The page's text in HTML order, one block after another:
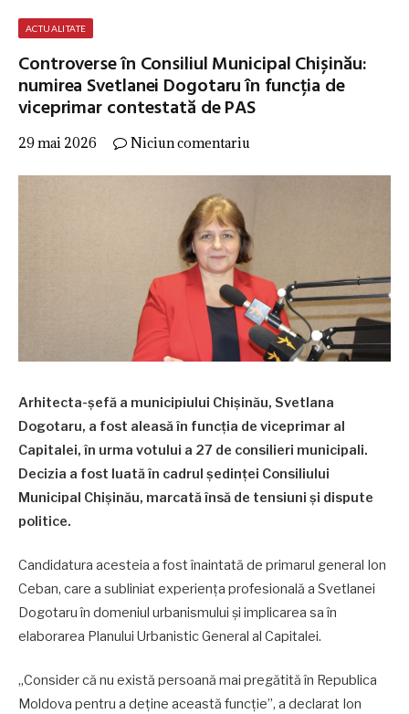
ACTUALITATE
Controverse în Consiliul Municipal Chișinău:
numirea Svetlanei Dogotaru în funcția de
viceprimar contestată de PAS
29 mai 2026 Niciun comentariu
Arhitecta-șefă a municipiului Chișinău, Svetlana
Dogotaru, a fost aleasă în funcția de viceprimar al
Capitalei, în urma votului a 27 de consilieri municipali.
Decizia a fost luată în cadrul ședinței Consiliului
Municipal Chișinău, marcată însă de tensiuni și dispute
politice.
Candidatura acesteia a fost înaintată de primarul general Ion
Ceban, care a subliniat experiența profesională a Svetlanei
Dogotaru în domeniul urbanismului și implicarea sa în
elaborarea Planului Urbanistic General al Capitalei.
„Consider că nu există persoană mai pregătită în Republica
Moldova pentru a deține această funcție”, a declarat Ion